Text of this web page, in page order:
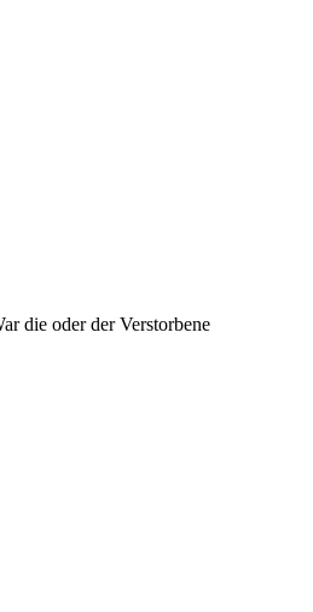
die oder der Verstorbene